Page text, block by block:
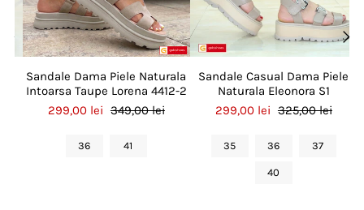
Sandale Dama Piele Naturala
Intoarsa Taupe Lorena 4412-2
299,00 lei 349,00 lei
36 41
Sandale Casual Dama Piele
Naturala Eleonora S1
299,00 lei 325,00 lei
35 36 37
40